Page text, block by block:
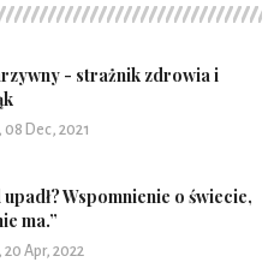
- strażnik zdrowia i
Dec, 2021
Wspomnienie o świecie,
ma.”
Apr, 2022